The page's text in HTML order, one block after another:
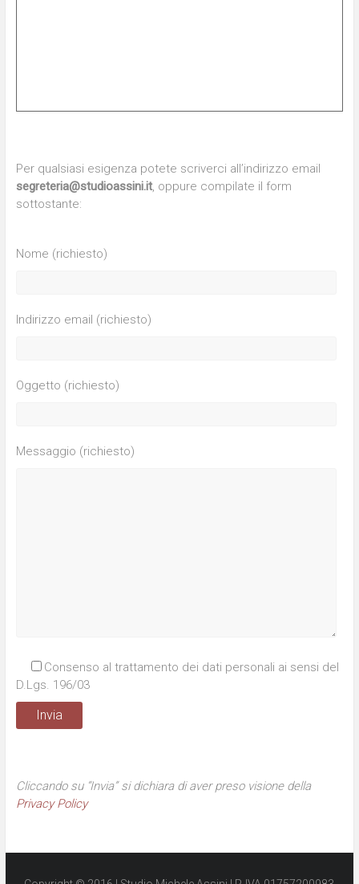
Per qualsiasi esigenza potete scriverci all’indirizzo email
segreteria@studioassini.it, oppure compilate il form
sottostante:
Nome (richiesto)
Indirizzo email (richiesto)
Oggetto (richiesto)
Messaggio (richiesto)
Consenso al trattamento dei dati personali ai sensi del
D.Lgs. 196/03
Cliccando su “Invia” si dichiara di aver preso visione della
Privacy Policy